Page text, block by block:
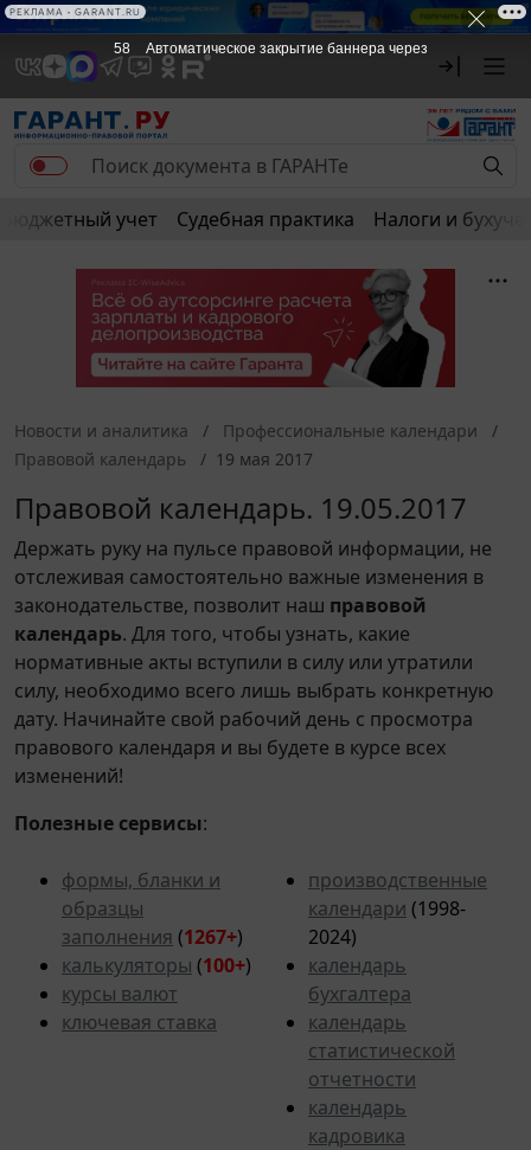
Бюджетный учет Судебная практика Налоги и
Новости и аналитика
Профессиональные календари
Правовой календарь
19 мая 2017
Правовой календарь. 19.05.2017
Держать руку на пульсе правовой информации, не
отслеживая самостоятельно важные изменения в
законодательстве, позволит наш правовой
календарь. Для того, чтобы узнать, какие
нормативные акты вступили в силу или утратили
силу, необходимо всего лишь выбрать конкретную
дату. Начинайте свой рабочий день с просмотра
правового календаря и вы будете в курсе всех
изменений!
Полезные сервисы:
формы, бланки и
образцы
заполнения (1267+)
калькуляторы (100+)
курсы валют
ключевая ставка
производственные
календари (1998-
2024)
календарь
бухгалтера
календарь
статистической
отчетности
календарь
кадровика
57 Автоматическое закрытие баннера через
РЕКЛАМА • GARANT.RU